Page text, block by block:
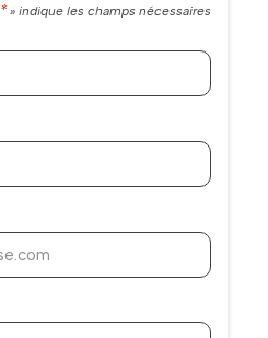
*» indique les champs nécessaires